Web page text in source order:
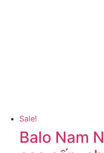
Sale!
Balo Nam